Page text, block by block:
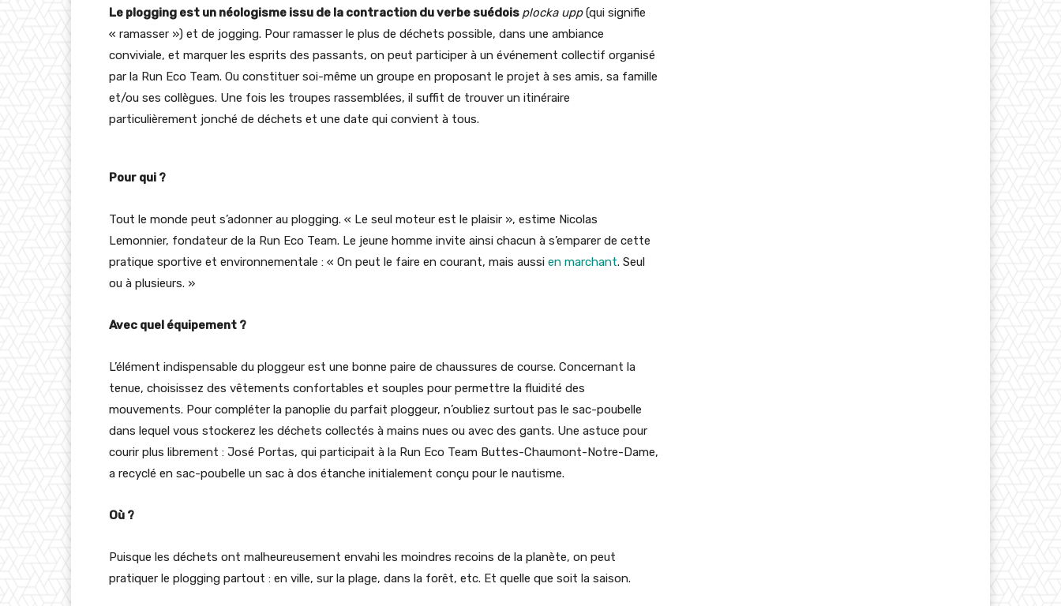
Le plogging est un néologisme issu de la contraction du verbe suédois plocka upp(qui signifie
« ramasser ») et de jogging. Pour ramasser le plus de déchets possible, dans une ambiance
conviviale, et marquer les esprits des passants, on peut participer à un événement collectif organisé
par la Run Eco Team. Ou constituer soi-même un groupe en proposant le projet à ses amis, sa famille
et/ou ses collègues. Une fois les troupes rassemblées, il suffit de trouver un itinéraire
particulièrement jonché de déchets et une date qui convient à tous.
Pour qui ?
Tout le monde peut s’adonner au plogging. « Le seul moteur est le plaisir », estime Nicolas
Lemonnier, fondateur de la Run Eco Team. Le jeune homme invite ainsi chacun à s’emparer de cette
pratique sportive et environnementale : « On peut le faire en courant, mais aussi en marchant. Seul
ou à plusieurs. »
Avec quel équipement ?
L’élément indispensable du ploggeur est une bonne paire de chaussures de course. Concernant la
tenue, choisissez des vêtements confortables et souples pour permettre la fluidité des
mouvements. Pour compléter la panoplie du parfait ploggeur, n’oubliez surtout pas le sac-poubelle
dans lequel vous stockerez les déchets collectés à mains nues ou avec des gants. Une astuce pour
courir plus librement : José Portas, qui participait à la Run Eco Team Buttes-Chaumont-Notre-Dame,
a recyclé en sac-poubelle un sac à dos étanche initialement conçu pour le nautisme.
Où ?
Puisque les déchets ont malheureusement envahi les moindres recoins de la planète, on peut
pratiquer le plogging partout : en ville, sur la plage, dans la forêt, etc. Et quelle que soit la saison.